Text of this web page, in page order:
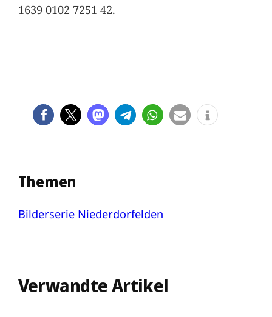
1639 0102 7251 42.
Themen
Bilderserie Niederdorfelden
Verwandte Artikel